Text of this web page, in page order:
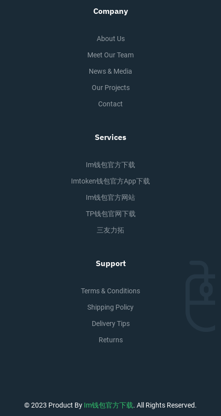
Company
About Us
Meet Our Team
News & Media
Our Projects
Contact
Services
Im钱包官方下载
Imtoken钱包官方app下载
Im钱包官方网站
TP钱包官网下载
三友力拓
Support
Terms & Conditions
Shipping Policy
Delivery Tips
Returns
© 2023 Product By Im钱包官方下载. All Rights Reserved.